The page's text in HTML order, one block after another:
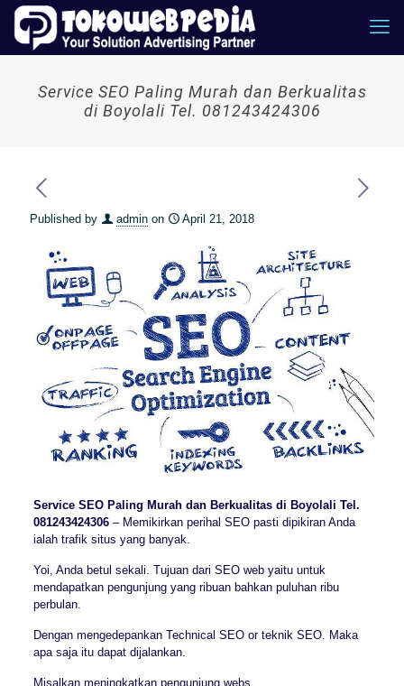
Service SEO Paling Murah dan Berkualitas
di Boyolali Tel. 081243424306
Published by admin on April 21, 2018
Service SEO Paling Murah dan Berkualitas di Boyolali Tel.
081243424306– Memikirkan perihal SEO pasti dipikiran Anda
ialah trafik situs yang banyak.
Yoi, Anda betul sekali. Tujuan dari SEO web yaitu untuk
mendapatkan pengunjung yang ribuan bahkan puluhan ribu
perbulan.
Dengan mengedepankan Technical SEO or teknik SEO. Maka
apa saja itu dapat dijalankan.
Misalkan meningkatkan pengunjung webs.